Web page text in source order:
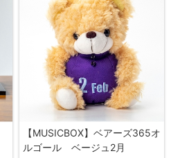
【MUSICBOX】ベアーズ365オ
ルゴール ベージュ2月